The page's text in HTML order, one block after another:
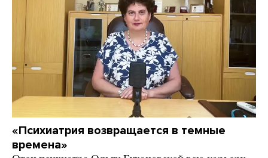
«Психиатрия возвращается в темные
времена»